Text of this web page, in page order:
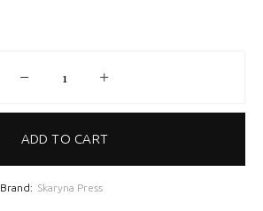
Пад асобнымі коўдрамі / Вольга
ADD TO CART
Brand: Skaryna Press